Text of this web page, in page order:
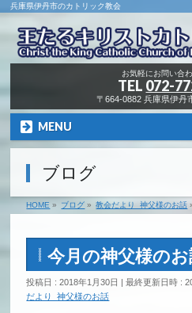
兵庫県伊丹市のカトリック教会
お気軽にお問い合
TEL 072-
〒664-0882 兵庫県伊丹
MENU
ブログ
HOME » ブログ » 教会だより_神父様のお話
今月の神父様の
投稿日 : 2018年1月30日 最終更新日時 :
だより_神父様のお話